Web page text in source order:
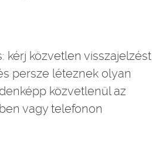
kérj közvetlen visszajelzést
persze léteznek olyan
közvetlenül az
vagy telefonon